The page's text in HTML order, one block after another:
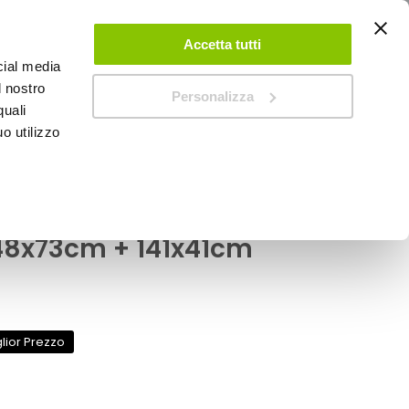
media
nostro
utilizzo
Accetta tutti
Personalizza
ACCEDI CREA UN ACCOUNT CONTATTACI
+ 141x41cm
Prezzo